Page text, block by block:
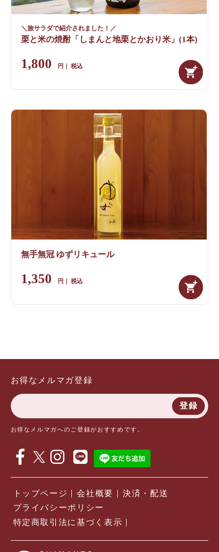
＼旅サラダで紹介されました！／
栗と米の焼酎「しまんと地栗とかおり米」(1本)
1,800 税込
無手無冠 ゆずリキュール
1,350 税込
お得なメルマガ登録
登録
お得なメルマガへのご登録がおすすめです。
トップページ 会社概要
決済・配送
プライバシーポリシー
特定商取引法に基づく表示